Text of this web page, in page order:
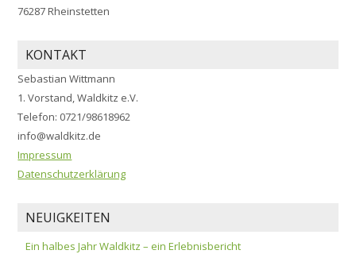
76287 Rheinstetten
KONTAKT
Sebastian Wittmann
1. Vorstand, Waldkitz e.V.
Telefon: 0721/98618962
info@waldkitz.de
Impressum
Datenschutzerklärung
NEUIGKEITEN
Ein halbes Jahr Waldkitz – ein Erlebnisbericht